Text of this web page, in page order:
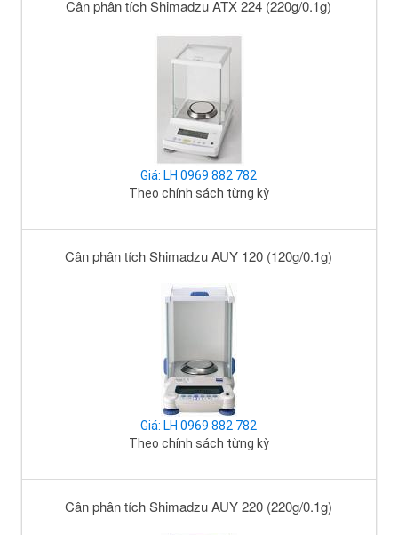
Cân phân tích Shimadzu ATX 224 (220g/0.1g)
Giá: LH 0969 882 782
Theo chính sách từng kỳ
Cân phân tích Shimadzu AUY 120 (120g/0.1g)
Giá: LH 0969 882 782
Theo chính sách từng kỳ
Cân phân tích Shimadzu AUY 220 (220g/0.1g)